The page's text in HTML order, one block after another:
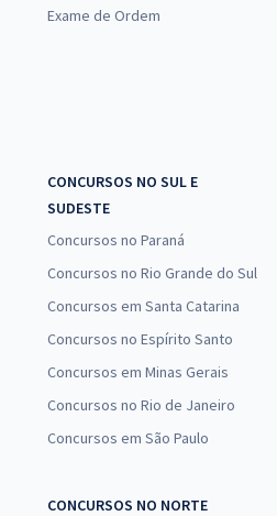
Exame de Ordem
CONCURSOS NO SUL E
SUDESTE
Concursos no Paraná
Concursos no Rio Grande do Sul
Concursos em Santa Catarina
Concursos no Espírito Santo
Concursos em Minas Gerais
Concursos no Rio de Janeiro
Concursos em São Paulo
CONCURSOS NO NORTE